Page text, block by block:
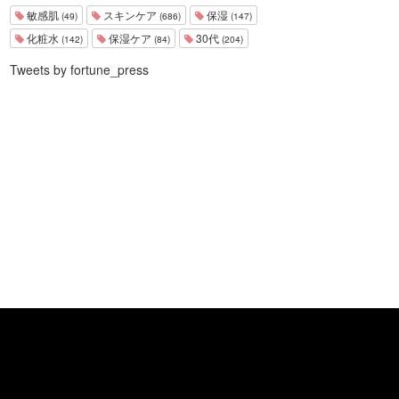
敏感肌 (49) スキンケア (686) 保湿 (147)
化粧水 (142) 保湿ケア (84) 30代 (204)
Tweets by fortune_press